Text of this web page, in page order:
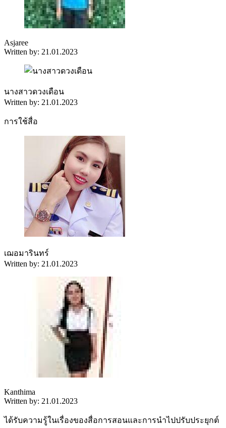
Asjaree
Written by: 21.01.2023
นางสาวดวงเดือน
Written by: 21.01.2023
การใช้สื่อ
เฌอมารินทร์
Written by: 21.01.2023
Kanthima
Written by: 21.01.2023
ได้รับความรู้ในเรื่องของสื่อการสอนและการนำไปปรับประยุกต์